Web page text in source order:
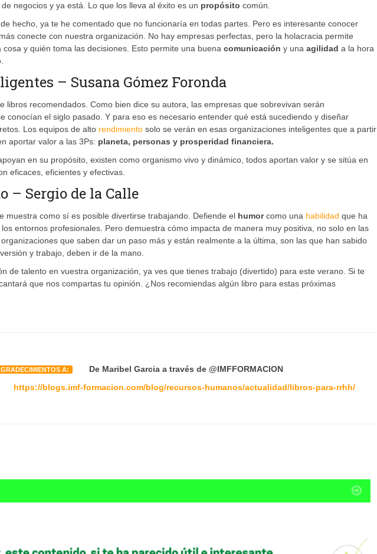
negocios y ya está. Lo que los lleva al éxito es un propósito común.
hecho, ya te he comentado que no funcionaría en todas partes. Pero es interesante conocer
conecte con nuestra organización. No hay empresas perfectas, pero la holacracia permite
y quién toma las decisiones. Esto permite una buena comunicación y una agilidad a la hora
– Susana Gómez Foronda
libros recomendados. Como bien dice su autora, las empresas que sobrevivan serán
conocían el siglo pasado. Y para eso es necesario entender qué está sucediendo y diseñar
Los equipos de alto rendimiento solo se verán en esas organizaciones inteligentes que a partir
aportar valor a las 3Ps: planeta, personas y prosperidad financiera.
en su propósito, existen como organismo vivo y dinámico, todos aportan valor y se sitúa en
eficaces, eficientes y efectivas.
– Sergio de la Calle
muestra como sí es posible divertirse trabajando. Defiende el humorcomo una habilidad que ha
entornos profesionales. Pero demuestra cómo impacta de manera muy positiva, no solo en las
que saben dar un paso más y están realmente a la última, son las que han sabido
y trabajo, deben ir de la mano.
de talento en vuestra organización, ya ves que tienes trabajo (divertido) para este verano. Si te
que nos compartas tu opinión. ¿Nos recomiendas algún libro para estas próximas
A: De Maribel Garcia a través de @IMFFORMACION
https://blogs.imf-formacion.com/blog/recursos-humanos/actualidad/libros-para-rrhh/